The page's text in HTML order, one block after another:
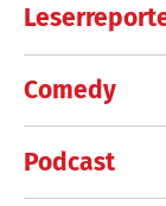
Comedy
Podcast